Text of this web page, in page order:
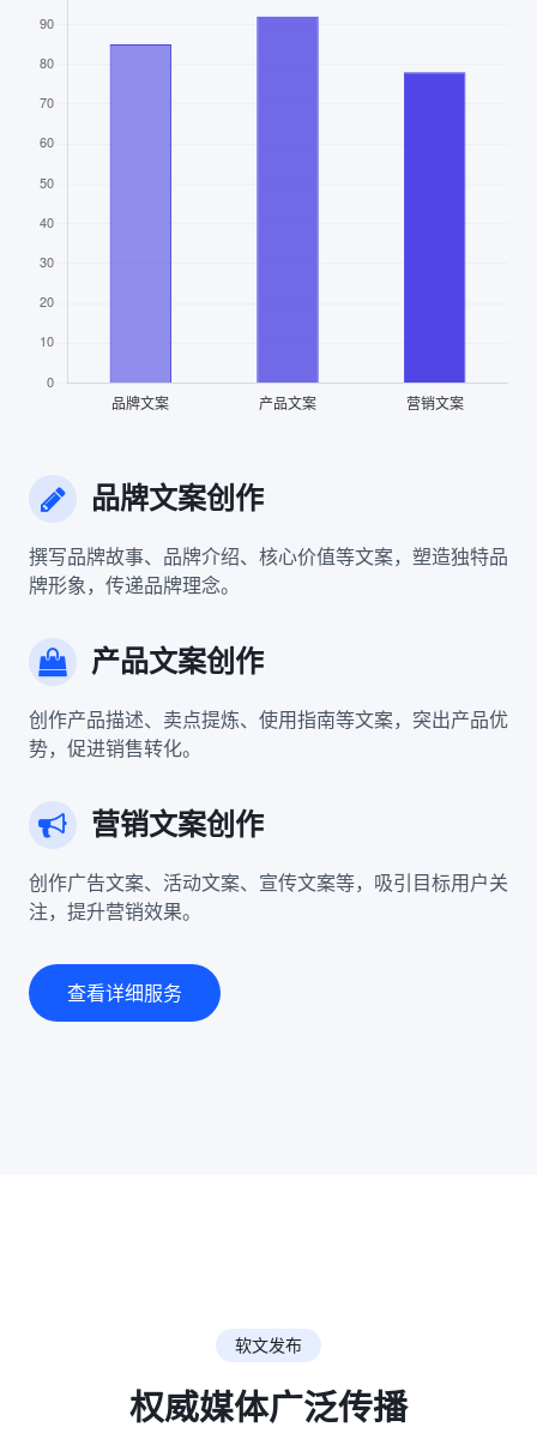
品牌文案创作
撰写品牌故事、品牌介绍、核心价值等文案，塑造独特品
牌形象，传递品牌理念。
产品文案创作
创作产品描述、卖点提炼、使用指南等文案，突出产品优
势，促进销售转化。
营销文案创作
创作广告文案、活动文案、宣传文案等，吸引目标用户关
注，提升营销效果。
查看详细服务
软文发布
权威媒体广泛传播